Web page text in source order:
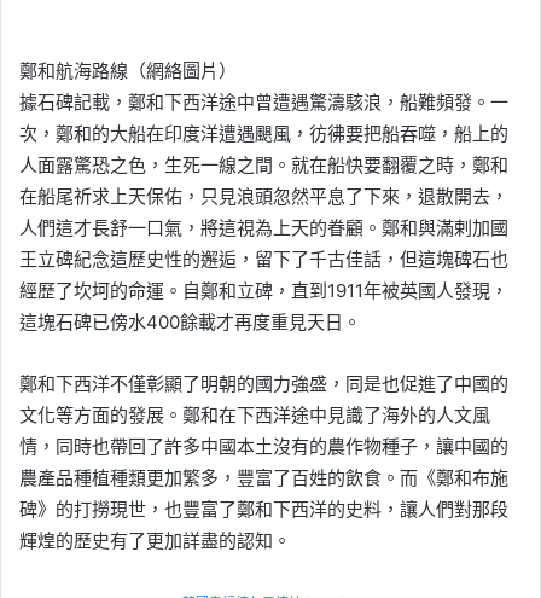
鄭和航海路線（網絡圖片）
據石碑記載，鄭和下西洋途中曾遭遇驚濤駭浪，船難頻發。一
次，鄭和的大船在印度洋遭遇颶風，彷彿要把船吞噬，船上的
人面露驚恐之色，生死一線之間。就在船快要翻覆之時，鄭和
在船尾祈求上天保佑，只見浪頭忽然平息了下來，退散開去，
人們這才長舒一口氣，將這視為上天的眷顧。鄭和與滿剌加國
王立碑紀念這歷史性的邂逅，留下了千古佳話，但這塊碑石也
經歷了坎坷的命運。自鄭和立碑，直到1911年被英國人發現，
這塊石碑已傍水400餘載才再度重見天日。
鄭和下西洋不僅彰顯了明朝的國力強盛，同是也促進了中國的
文化等方面的發展。鄭和在下西洋途中見識了海外的人文風
情，同時也帶回了許多中國本土沒有的農作物種子，讓中國的
農產品種植種類更加繁多，豐富了百姓的飲食。而《鄭和布施
碑》的打撈現世，也豐富了鄭和下西洋的史料，讓人們對那段
輝煌的歷史有了更加詳盡的認知。